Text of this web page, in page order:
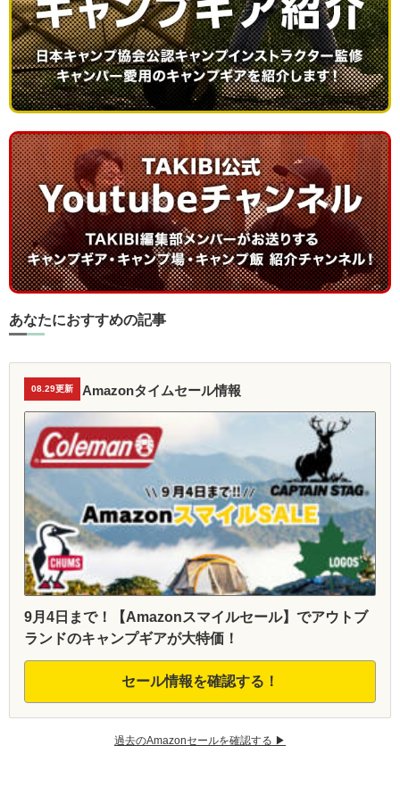
あなたにおすすめの記事
08.29更新 Amazonタイムセール情報
9月4日まで！【Amazonスマイルセール】でアウトブ
ランドのキャンプギアが大特価！
セール情報を確認する！
過去のAmazonセールを確認する ▶︎